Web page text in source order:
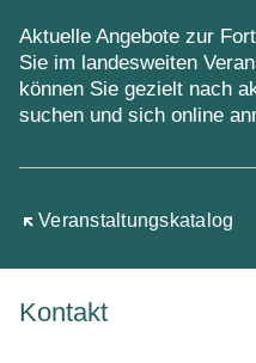
Aktuelle Angebote zur
Sie im landesweiten
können Sie gezielt nach
suchen und sich online
Veranstaltungskatalog
Öffnet sich in einem neuen
Kontakt